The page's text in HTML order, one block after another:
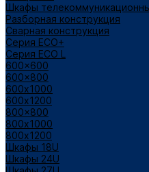
Шкафы
Разборная конструкция
Сварная конструкция
Серия ECO+
Серия ECO L
600x600
600x800
600х1000
600х1200
800x800
800х1000
800х1200
Шкафы 18U
Шкафы 24U